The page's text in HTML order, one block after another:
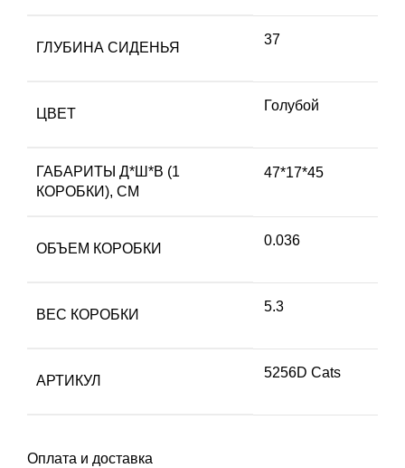
ГЛУБИНА СИДЕНЬЯ
37
ЦВЕТ
Голубой
ГАБАРИТЫ Д*Ш*В (1
КОРОБКИ), СМ
47*17*45
ОБЪЕМ КОРОБКИ
0.036
ВЕС КОРОБКИ
5.3
АРТИКУЛ
5256D Cats
Оплата и доставка